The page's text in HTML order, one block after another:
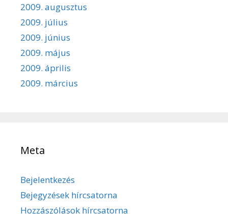
2009. augusztus
2009. július
2009. június
2009. május
2009. április
2009. március
Meta
Bejelentkezés
Bejegyzések hírcsatorna
Hozzászólások hírcsatorna